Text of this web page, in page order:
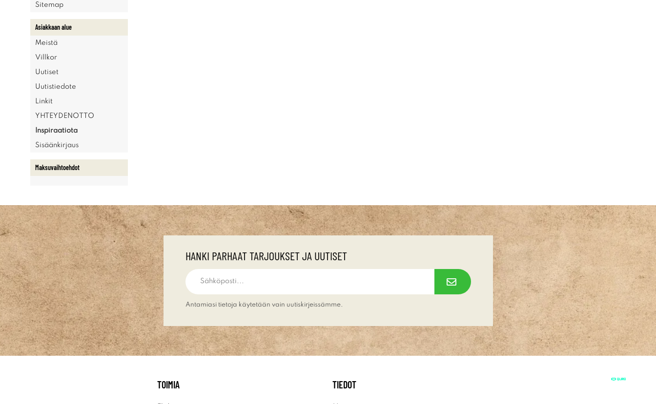
Sitemap
Asiakkaan alue
Meistä
Villkor
Uutiset
Uutistiedote
Linkit
YHTEYDENOTTO
Inspiraatiota
Sisäänkirjaus
Maksuvaihtoehdot
HANKI PARHAAT TARJOUKSET JA UUTISET
Antamiasi tietoja käytetään vain uutiskirjeissämme.
TOIMIA TIEDOT